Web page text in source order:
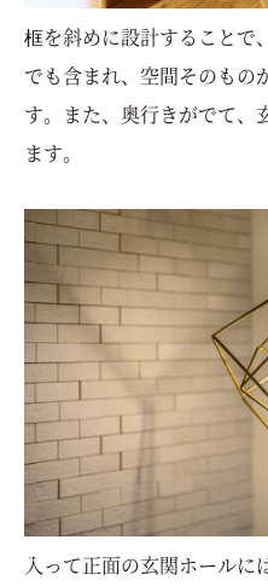
框を斜めに設計することで
でも含まれ、空間そのもの
す。また、奥行きがでて、
ます。
入って正面の玄関ホールに